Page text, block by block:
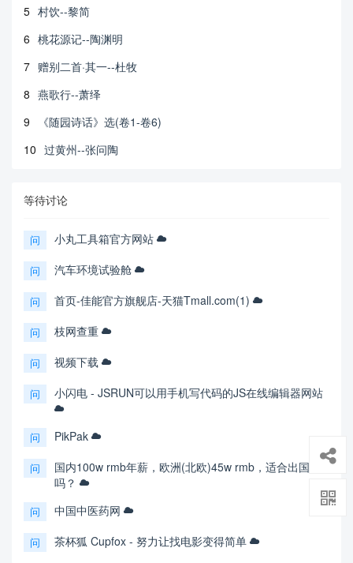
5 村饮--黎简
6 桃花源记--陶渊明
7 赠别二首·其一--杜牧
8 燕歌行--萧绎
9
《随园诗话》选(卷1-卷6)
10 过黄州--张问陶
等待讨论
问 小丸工具箱官方网站
问 汽车环境试验舱
问 首页-佳能官方旗舰店-天猫Tmall.com(1)
问 枝网查重
问 视频下载
问 小闪电 - JSRUN可以用手机写代码的JS在线编辑器网站
问 PikPak
问
国内100w rmb年薪，欧洲(北欧)45w rmb，适合出国
吗？
问 中国中医药网
问 茶杯狐 Cupfox - 努力让找电影变得简单